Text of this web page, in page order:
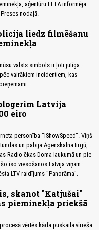
aģentūru LETA informēja
nodaļā.
liedz filmēšanu
valsts simbols ir ļoti jutīga
vairākiem incidentiem, kas
Latvija
eiro
personība "IShowSpeed". Viņš
un pabija Āgenskalna tirgū,
Radio ēkas Doma laukumā un pie
īso viesošanos Latvija viņam
LTV raidījums "Panorāma".
skanot "Katjušai"
pieminekļa priekšā
vērtēs kāda puskaila vīrieša